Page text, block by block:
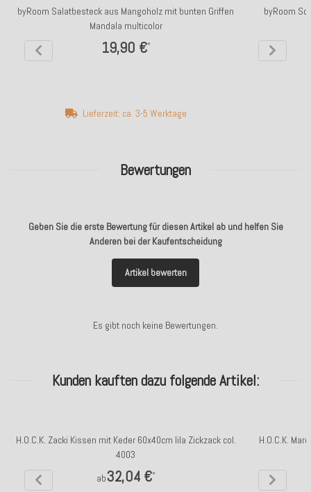
Bewertungen
Geben Sie die erste Bewertung für diesen Artikel ab und helfen Sie
Anderen bei der Kaufentscheidung
Artikel bewerten
Es gibt noch keine Bewertungen.
byRoom Salatbesteck aus Mangoholz mit bunten Griffen
Mandala multicolor
19,90 €*
Lieferzeit: ca. 3-5 Werktage
byRoom
Kunden kauften dazu folgende Artikel:
H.O.C.K. Zacki Kissen mit Keder 60x40cm lila Zickzack col.
4003
ab32,04 €*
H.O.C.K.